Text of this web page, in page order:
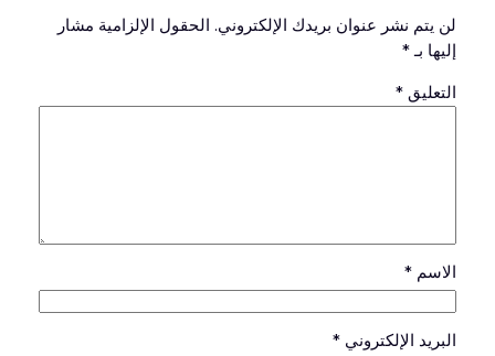
لن يتم نشر عنوان بريدك الإلكتروني. الحقول الإلزامية مشار
إليها بـ*
التعليق *
الاسم *
البريد الإلكتروني *